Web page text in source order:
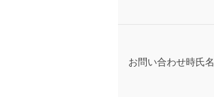
お問い合わせ時氏名